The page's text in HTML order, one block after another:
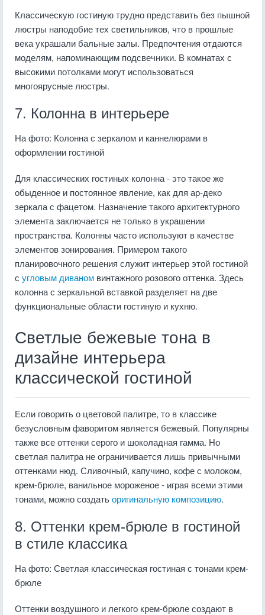
Классическую гостиную трудно представить без пышной
люстры наподобие тех светильников, что в прошлые
века украшали бальные залы. Предпочтения отдаются
моделям, напоминающим подсвечники. В комнатах с
высокими потолками могут использоваться
многоярусные люстры.
7. Колонна в интерьере
На фото: Колонна с зеркалом и каннелюрами в
оформлении гостиной
Для классических гостиных колонна - это такое же
обыденное и постоянное явление, как для ар-деко
зеркала с фацетом. Назначение такого архитектурного
элемента заключается не только в украшении
пространства. Колонны часто используют в качестве
элементов зонирования. Примером такого
планировочного решения служит интерьер этой гостиной
с угловым диваном винтажного розового оттенка. Здесь
колонна с зеркальной вставкой разделяет на две
функциональные области гостиную и кухню.
Светлые бежевые тона в
дизайне интерьера
классической гостиной
Если говорить о цветовой палитре, то в классике
безусловным фаворитом является бежевый. Популярны
также все оттенки серого и шоколадная гамма. Но
светлая палитра не ограничивается лишь привычными
оттенками нюд. Сливочный, капучино, кофе с молоком,
крем-брюле, ванильное мороженое - играя всеми этими
тонами, можно создатьоригинальную композицию.
8. Оттенки крем-брюле в гостиной
в стиле классика
На фото: Светлая классическая гостиная с тонами крем-
брюле
Оттенки воздушного и легкого крем-брюле создают в